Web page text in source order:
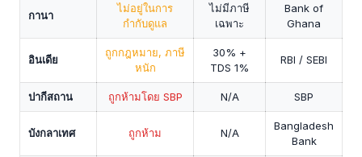
กานา
ไม่อยู่ในการ
กำกับดูแล
ไม่มีภาษี
เฉพาะ
Bank of
Ghana
อินเดีย
ถูกกฎหมาย, ภาษี
หนัก
30% +
TDS 1%
RBI / SEBI
ปากีสถาน ถูกห้ามโดย SBP N/A SBP
บังกลาเทศ ถูกห้าม N/A
Bangladesh
Bank